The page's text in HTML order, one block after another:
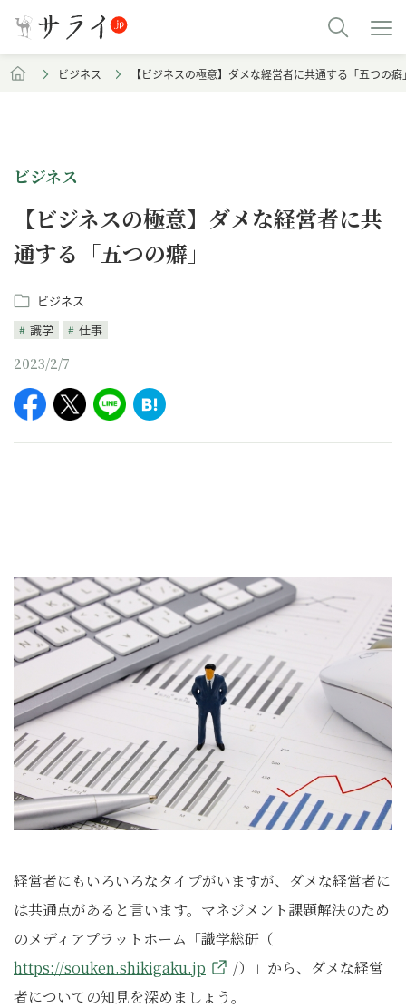
ビジネス 【ビジネスの極意】ダメな経営者に共通する「五つの癖
ビジネス
【ビジネスの極意】ダメな経営者に共
通する「五つの癖」
ビジネス
識学
仕事
2023/2/7
経営者にもいろいろなタイプがいますが、ダメな経営者に
は共通点があると言います。マネジメント課題解決のため
のメディアプラットホーム「識学総研（
https://souken.shikigaku.jp
/）」から、ダメな経営
者についての知見を深めましょう。